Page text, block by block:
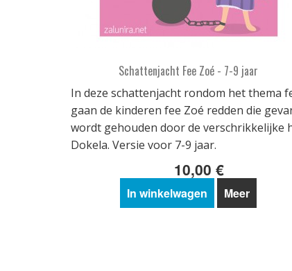
Schattenjacht Fee Zoé - 7-9 jaar
In deze schattenjacht rondom het thema
gaan de kinderen fee Zoé redden die
wordt gehouden door de verschrikkelijke
Dokela. Versie voor 7-9 jaar.
10,00 €
In winkelwagen Meer